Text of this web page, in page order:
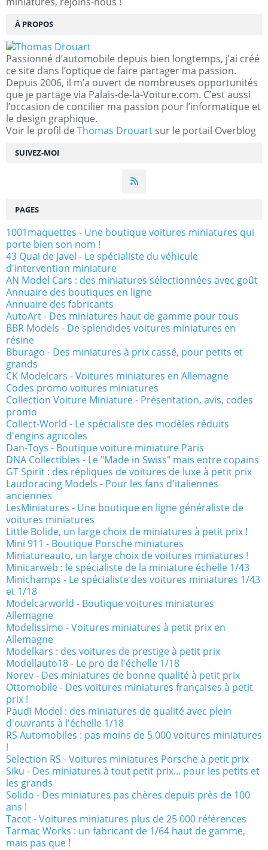
SUIVEZ-MOI
À PROPOS
Passionné d’automobile depuis bien longtemps, j’ai créé
ce site dans l’optique de faire partager ma passion.
Depuis 2006, il m’a ouvert de nombreuses opportunités
que je partage via Palais-de-la-Voiture.com. C’est aussi
l’occasion de concilier ma passion pour l’informatique et
le design graphique.
Voir le profil de Thomas Drouart sur le portail Overblog
PAGES
1001maquettes - Une boutique voitures miniatures qui
porte bien son nom !
43 Quai de Javel - Le spécialiste du véhicule
d'intervention miniature
AN Model Cars : des miniatures sélectionnées avec goût
Annuaire des boutiques en ligne
Annuaire des fabricants
AutoArt - Des miniatures haut de gamme pour tous
BBR Models - De splendides voitures miniatures en
résine
Bburago - Des miniatures à prix cassé, pour petits et
grands
CK Modelcars - Voitures miniatures en Allemagne
Codes promo voitures miniatures
Collection Voiture Miniature - Présentation, avis, codes
promo
Collect-World - Le spécialiste des modèles réduits
d'engins agricoles
Dan-Toys - Boutique voiture miniature Paris
DNA Collectibles - Le "Made in Swiss" mais entre copains
GT Spirit : des répliques de voitures de luxe à petit prix
Laudoracing Models - Pour les fans d'italiennes
anciennes
LesMiniatures - Une boutique en ligne généraliste de
voitures miniatures
Little Bolide, un large choix de miniatures à petit prix !
Mini 911 - Boutique Porsche miniatures
Miniatureauto, un large choix de voitures miniatures !
Minicarweb : le spécialiste de la miniature échelle 1/43
Minichamps - Le spécialiste des voitures miniatures 1/43
et 1/18
Modelcarworld - Boutique voitures miniatures
Allemagne
Modelissimo - Voitures miniatures à petit prix en
Allemagne
Modelkars : des voitures de prestige à petit prix
Modellauto18 - Le pro de l'échelle 1/18
Norev - Des miniatures de bonne qualité à petit prix
Ottomobile - Des voitures miniatures françaises à petit
prix !
Paudi Model : des miniatures de qualité avec plein
d'ouvrants à l'échelle 1/18
RS Automobiles : pas moins de 5 000 voitures miniatures
!
Selection RS - Voitures miniatures Porsche à petit prix
Siku - Des miniatures à tout petit prix... pour les petits et
les grands
Solido - Des miniatures pas chères depuis près de 100
ans !
Tacot - Voitures miniatures plus de 25 000 références
Tarmac Works : un fabricant de 1/64 haut de gamme,
mais pas que !